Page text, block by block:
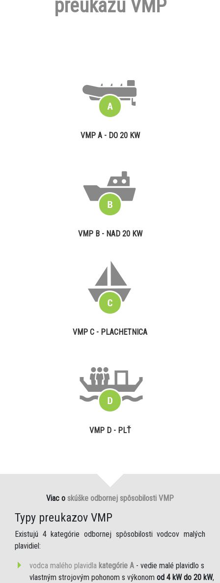
preukazu VMP
VMP A - DO 20 KW
VMP B - NAD 20 KW
VMP C - PLACHETNICA
VMP D - PLŤ
Viac o skúške odbornej spôsobilosti VMP
Typy preukazov VMP
Existujú 4 kategórie odbornej spôsobilosti vodcov malých
plavidiel:
vodca malého plavidla kategórie A - vedie malé plavidlo s
vlastným strojovým pohonom s výkonom od 4 kW do 20 kW,